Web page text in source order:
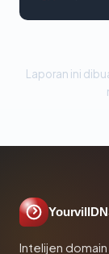
Laporan ini
Intelijen